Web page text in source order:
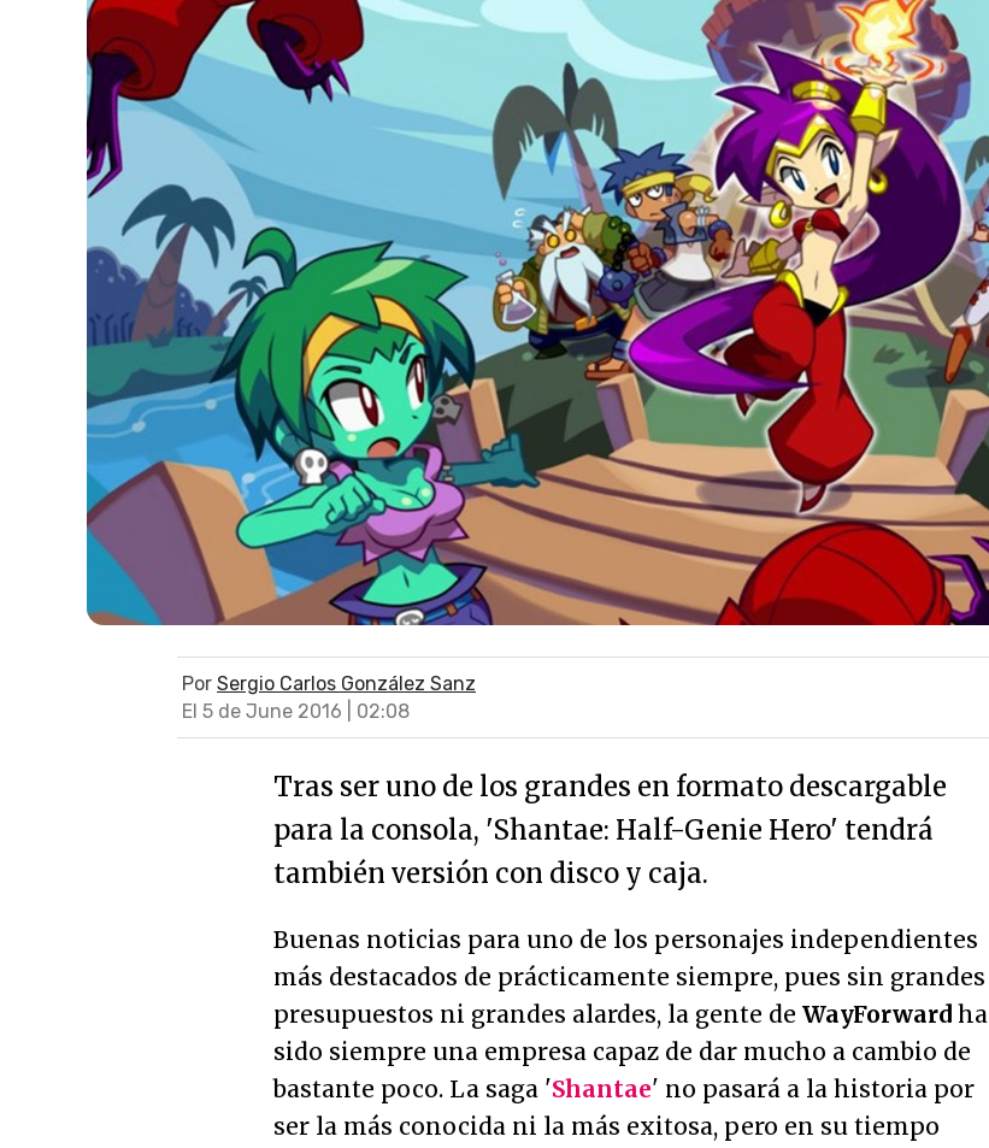
Por Sergio Carlos González Sanz
El 5 de June 2016 | 02:08
Tras ser uno de los grandes en formato descargable
para la consola, 'Shantae: Half-Genie Hero' tendrá
también versión con disco y caja.
Buenas noticias para uno de los personajes independientes
más destacados de prácticamente siempre, pues sin grandes
presupuestos ni grandes alardes, la gente de WayForward ha
sido siempre una empresa capaz de dar mucho a cambio de
bastante poco. La saga 'Shantae' no pasará a la historia por
ser la más conocida ni la más exitosa, pero en su tiempo